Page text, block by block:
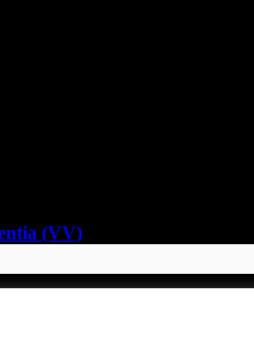
(VV)
Web powered by Dylog Italia